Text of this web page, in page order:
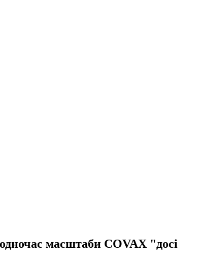
масштаби COVAX "досі